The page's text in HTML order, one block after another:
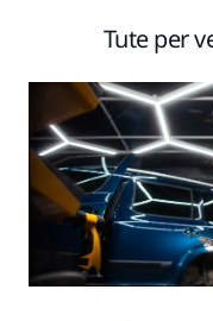
Tute per